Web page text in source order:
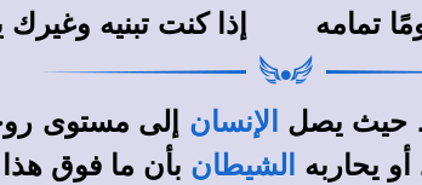
يومًا تمامه إذا كنت تبنيه وغيرك
حيث يصل الإنسان إلى مستوى
يحاربه
الشيطان بأن ما فوق